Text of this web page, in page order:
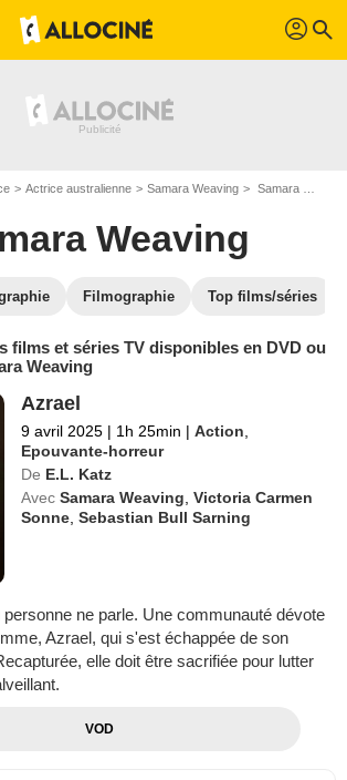
profil search
Actrice australienne Samara Weaving Samara Weaving : ses Blu-Ray, DVD, VOD, SVOD
Weaving
Filmographie Top films/séries
films et séries TV disponibles en DVD ou
Weaving
Azrael
9 avril 2025 | 1h 25min | Action
Epouvante-horreur
De E.L. Katz
Avec Samara Weaving ,Victoria Carmen
Sonne ,Sebastian Bull Sarning
ne parle. Une communauté dévote
Azrael, qui s'est échappée de son
elle doit être sacrifiée pour lutter
VOD